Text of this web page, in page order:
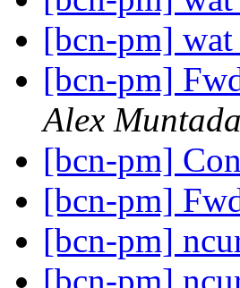
[bcn-pm] wat
[bcn-pm]
Alex Muntada
[bcn-pm]
[bcn-pm]
[bcn-pm]